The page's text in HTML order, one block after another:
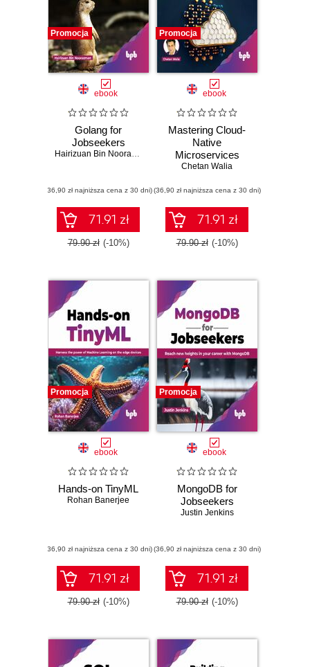
Promocja
ebook
Golang for
Jobseekers
Hairizuan Bin Noorazman
(36,90 zł najniższa cena z 30 dni)
71.91 zł
79.90 zł (-10%)
Promocja
ebook
Mastering Cloud-
Native
Microservices
Chetan Walia
(36,90 zł najniższa cena z 30 dni)
71.91 zł
79.90 zł (-10%)
Promocja
ebook
Hands-on TinyML
Rohan Banerjee
(36,90 zł najniższa cena z 30 dni)
71.91 zł
79.90 zł (-10%)
Promocja
ebook
MongoDB for
Jobseekers
Justin Jenkins
(36,90 zł najniższa cena z 30 dni)
71.91 zł
79.90 zł (-10%)